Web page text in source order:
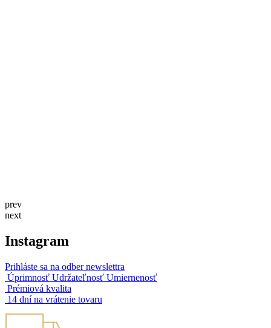
prev
next
Instagram
Prihláste sa na odber newslettra
Úprimnosť Udržateľnosť Umiernenosť
Prémiová kvalita
14 dní na vrátenie tovaru